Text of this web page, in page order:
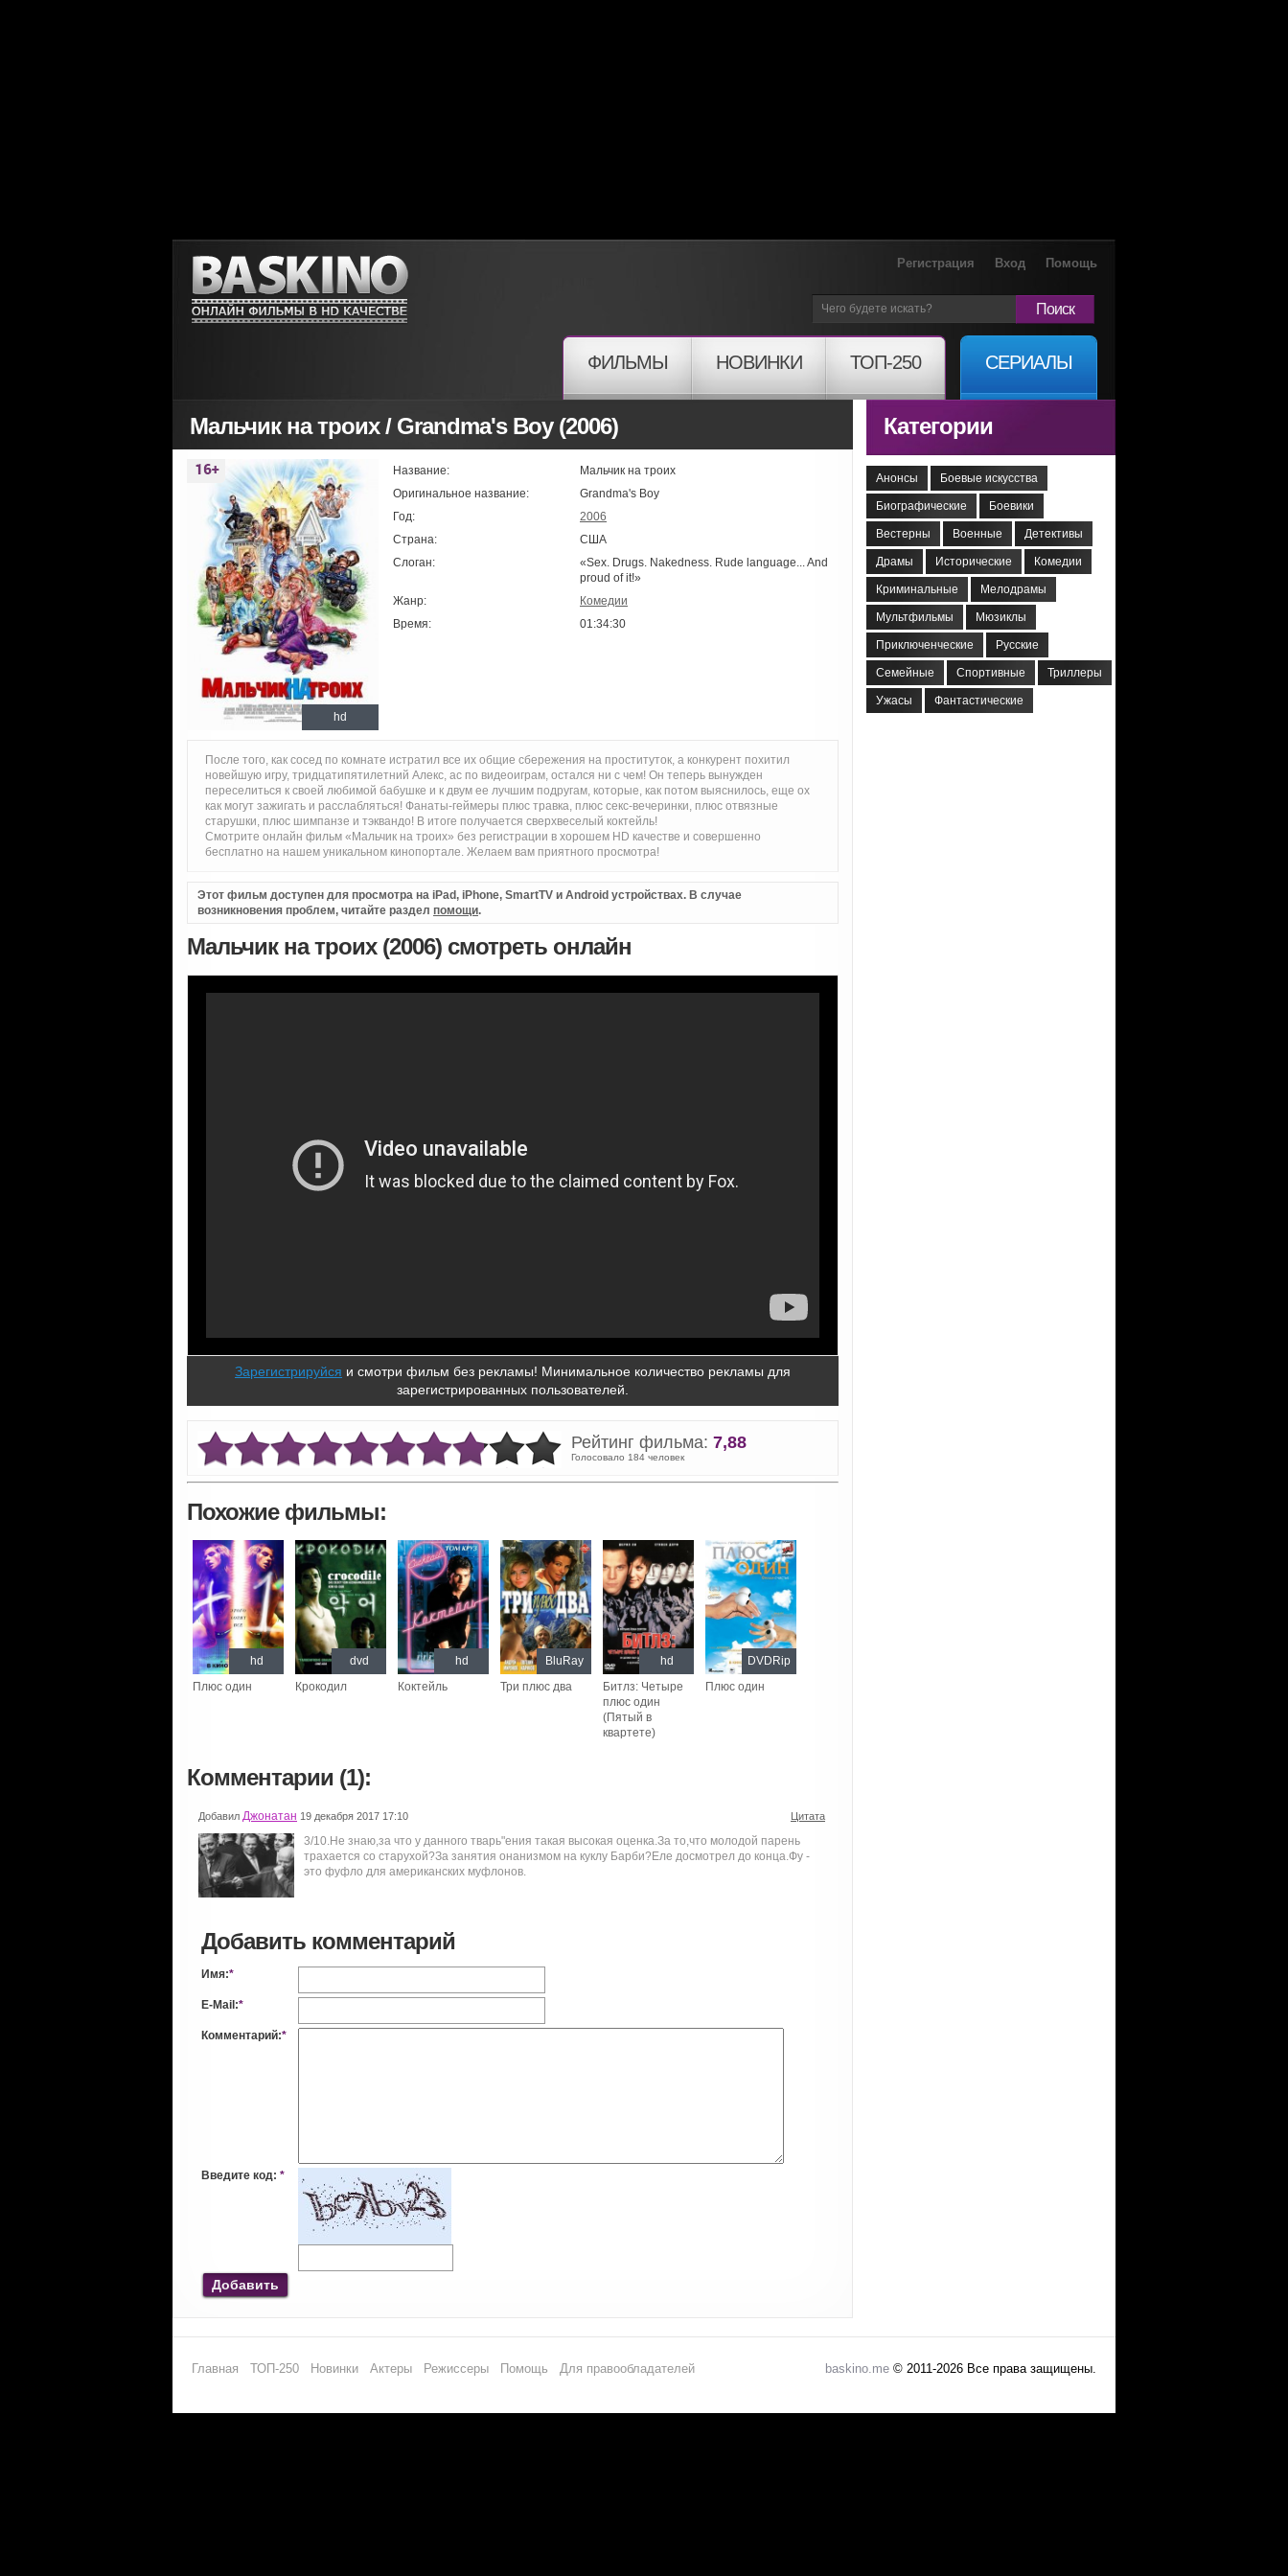
Регистрация Вход Помощь
Поиск
ФИЛЬМЫ НОВИНКИ ТОП-250 СЕРИАЛЫ
Мальчик на троих / Grandma's Boy (2006)
hd
Название:
Мальчик на троих
Оригинальное название:
Grandma's Boy
Год:
2006
Страна:
США
Слоган:
«Sex. Drugs. Nakedness. Rude language... And
proud of it!»
Жанр:
Комедии
Время:
01:34:30
После того, как сосед по комнате истратил все их общие сбережения на проституток, а конкурент похитил
новейшую игру, тридцатипятилетний Алекс, ас по видеоиграм, остался ни с чем! Он теперь вынужден
переселиться к своей любимой бабушке и к двум ее лучшим подругам, которые, как потом выяснилось, еще ох
как могут зажигать и расслабляться! Фанаты-геймеры плюс травка, плюс секс-вечеринки, плюс отвязные
старушки, плюс шимпанзе и тэквандо! В итоге получается сверхвеселый коктейль!
Смотрите онлайн фильм «Мальчик на троих» без регистрации в хорошем HD качестве и совершенно
бесплатно на нашем уникальном кинопортале. Желаем вам приятного просмотра!
Этот фильм доступен для просмотра на iPad, iPhone, SmartTV и Android устройствах. В случае
возникновения проблем, читайте раздел помощи.
Мальчик на троих (2006) смотреть онлайн
Зарегистрируйся и смотри фильм без рекламы! Минимальное количество рекламы для
зарегистрированных пользователей.
Рейтинг фильма: 7,88
Голосовало 184 человек
Похожие фильмы:
Плюс один
hd
Крокодил
dvd
Коктейль
hd
Три плюс два
BluRay
Битлз: Четыре
плюс один
(Пятый в
квартете)
hd
Плюс один
DVDRip
Комментарии (1):
Добавил Джонатан 19 декабря 2017 17:10 Цитата
3/10.Не знаю,за что у данного тварь"ения такая высокая оценка.За то,что молодой парень
трахается со старухой?За занятия онанизмом на куклу Барби?Еле досмотрел до конца.Фу -
это фуфло для американских муфлонов.
Добавить комментарий
Имя:*
E-Mail:*
Комментарий:*
Введите код: *
Добавить
Категории
Анонсы Боевые искусства
Биографические Боевики
Вестерны Военные Детективы
Драмы Исторические Комедии
Криминальные Мелодрамы
Мультфильмы Мюзиклы
Приключенческие Русские
Семейные Спортивные Триллеры
Ужасы Фантастические
Главная ТОП-250 Новинки Актеры Режиссеры Помощь Для правообладателей baskino.me © 2011-2026 Все права защищены.